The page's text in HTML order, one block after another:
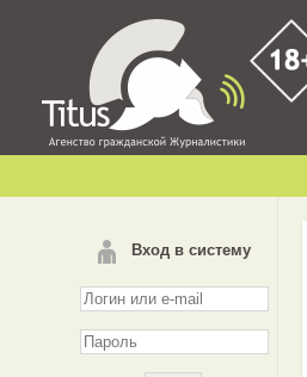
Вход в систему